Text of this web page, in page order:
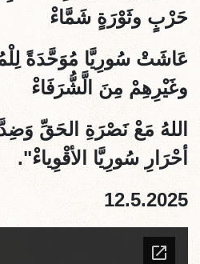
حَرْبٍ وثَوْرَةٍ شَمَّاءْ
عَاشَتْ سُورِيَّا مُوَحَّدَةً
وغَيْرِهِمْ مِنَ الَّشُّرَفَاءْ
اللهُ مَعْ نَصْرَةِ الحَقِّ
أحْرَارِ سُورِيَّا الأقْوِياءْ".
12.5.2025